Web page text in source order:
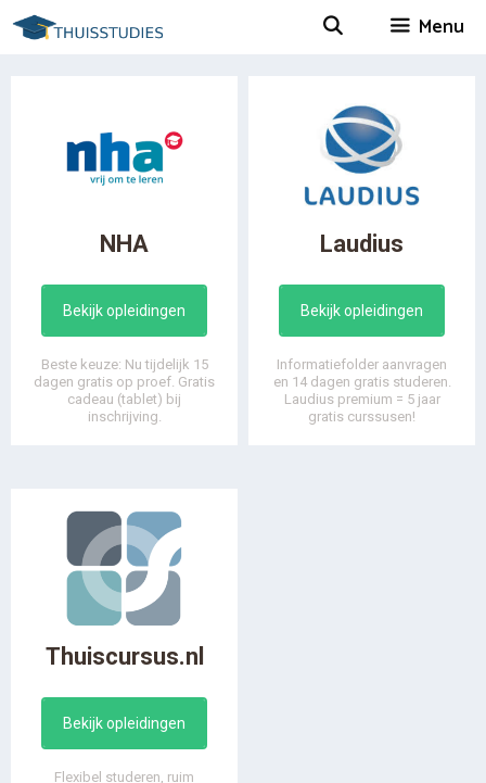
Spring
naar
Menu
NHA
Bekijk opleidingen
Beste keuze: Nu tijdelijk 15
dagen gratis op proef. Gratis
cadeau (tablet) bij
inschrijving.
Laudius
Bekijk opleidingen
Informatiefolder aanvragen
en 14 dagen gratis studeren.
Laudius premium = 5 jaar
gratis curssusen!
Thuiscursus.nl
Bekijk opleidingen
Flexibel studeren, ruim